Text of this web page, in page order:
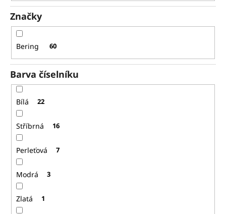
Značky
Bering 60
Barva číselníku
Bílá 22
Stříbrná 16
Perleťová 7
Modrá 3
Zlatá 1
SEIKO
SPB381J1
31
Kč
Původně:
45
400